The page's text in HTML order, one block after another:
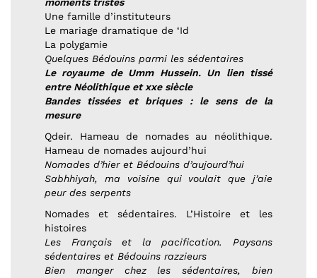
Une famille d’instituteurs
Le mariage dramatique de ‘Id
La polygamie
Quelques Bédouins parmi les sédentaires
Le royaume de Umm Hussein. Un lien tissé
entre Néolithique et xxe siècle
Bandes tissées et briques : le sens de la
mesure
Qdeir. Hameau de nomades au néolithique.
Hameau de nomades aujourd’hui
Nomades d’hier et Bédouins d’aujourd’hui
Sabhhiyah, ma voisine qui voulait que j’aie
peur des serpents
Nomades et sédentaires. L’Histoire et les
histoires
Les Français et la pacification. Paysans
sédentaires et Bédouins razzieurs
Bien manger chez les sédentaires, bien